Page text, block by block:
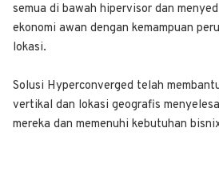
semua di bawah hipervisor dan
ekonomi awan dengan kemampuan
lokasi.
Solusi Hyperconverged telah
vertikal dan lokasi geografis
mereka dan memenuhi kebutuhan